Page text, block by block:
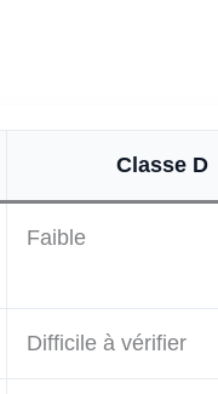
Classe D
Faible
Difficile à vérifier